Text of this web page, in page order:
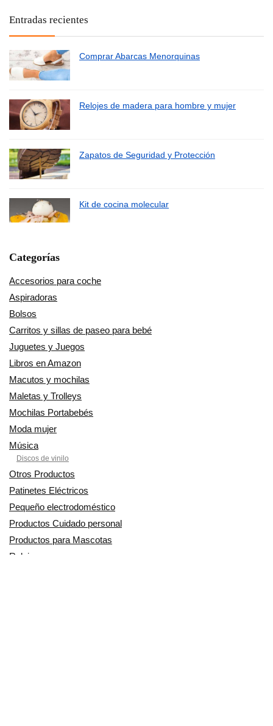
Entradas recientes
Comprar Abarcas Menorquinas
Relojes de madera para hombre y mujer
Zapatos de Seguridad y Protección
Kit de cocina molecular
Categorías
Accesorios para coche
Aspiradoras
Bolsos
Carritos y sillas de paseo para bebé
Juguetes y Juegos
Libros en Amazon
Macutos y mochilas
Maletas y Trolleys
Mochilas Portabebés
Moda mujer
Música
Discos de vinilo
Otros Productos
Patinetes Eléctricos
Pequeño electrodoméstico
Productos Cuidado personal
Productos para Mascotas
Relojes